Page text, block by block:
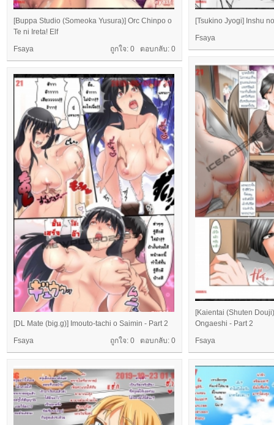
[Buppa Studio (Someoka Yusura)] Orc Chinpo o
Te ni Ireta! Elf
ถูกใจ: 0 ตอบกลับ: 0
Fsaya
[Tsukino Jyogi] Inshu
Fsaya
[Kaientai (Shuten
Ongaeshi - Part 2
Fsaya
[DL Mate (big.g)] Imouto-tachi o Saimin - Part 2
ถูกใจ: 0 ตอบกลับ: 0
Fsaya